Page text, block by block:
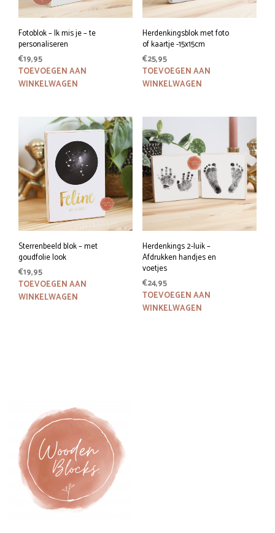
Fotoblok – Ik mis je – te
personaliseren
€19,95
TOEVOEGEN AAN
WINKELWAGEN
Herdenkingsblok met foto
of kaartje -15x15cm
€25,95
TOEVOEGEN AAN
WINKELWAGEN
Sterrenbeeld blok – met
goudfolie look
€19,95
TOEVOEGEN AAN
WINKELWAGEN
Herdenkings 2-luik –
Afdrukken handjes en
voetjes
€24,95
TOEVOEGEN AAN
WINKELWAGEN